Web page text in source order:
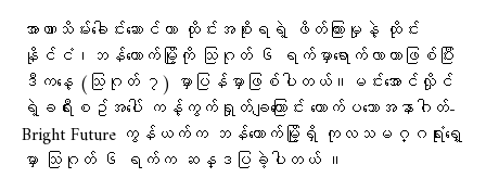
အာဏာသိမ်း​ခေါင်း​​ဆောင်ဟာ ထိုင်းအစိုးရရဲ့ ဖိတ်ကြားမှုနဲ့ ထိုင်း
နိုင်ငံ၊ဘန်​ကောက်မြို့ကို သြဂုတ် ၆ ရက်မှာ​ရောက်လာတာဖြစ်ပြီး
ဒီက​နေ့ (သြဂုတ် ၇) မှာပြန်မှာဖြစ်ပါတယ်။မင်း​အောင်လှိုင်
ရဲ့ခရီးစဥ်အ​ပေါ် ကန့်ကွက်ရှုတ်ချ​ကြောင်း ​တောက်ပ​သောအနာဂါတ်-
Bright Future ကွန်ယက်က ဘန်​ကောက်မြို့ရှိ ကုလသမဂ္ဂရုံး​ရှေ့
မှာ သြဂုတ် ၆ ရက်က ဆန္ဒပြခဲ့ပါတယ် ။